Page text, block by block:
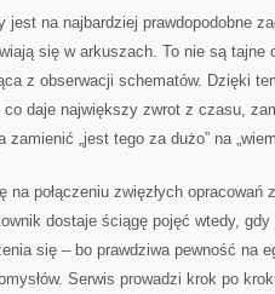
jest na najbardziej prawdopodobne
się w arkuszach. To nie są tajne
z obserwacji schematów. Dzięki
daje największy zwrot z czasu,
zamienić „jest tego za dużo” na
na połączeniu zwięzłych
dostaje ściągę pojęć wtedy,
się – bo prawdziwa pewność na
Serwis prowadzi krok po